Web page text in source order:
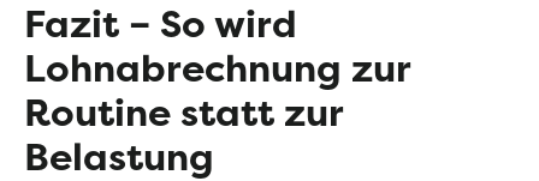
Fazit – So wird
Lohnabrechnung zur
Routine statt zur
Belastung